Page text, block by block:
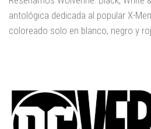
antológica dedicada al popular X-
coloreado solo en blanco, negro y